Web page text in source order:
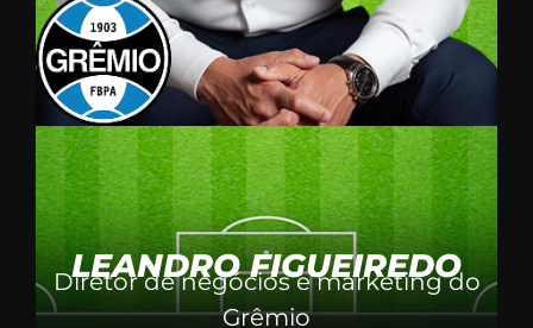
LEANDRO FIGUEIREDO
Diretor de negócios e marketing do
Grêmio